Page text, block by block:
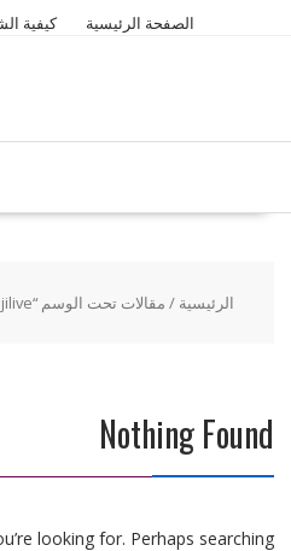
الصفحة الرئيسية كيفية
الرئيسية / مقالات تحت الوسم “bajilive”
Nothing Found
looking for. Perhaps searching